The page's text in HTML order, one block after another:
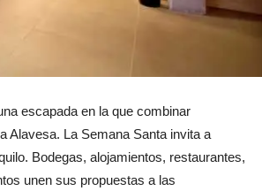
escapada en la que combinar
Alavesa. La Semana Santa invita a
Bodegas, alojamientos, restaurantes,
unen sus propuestas a las